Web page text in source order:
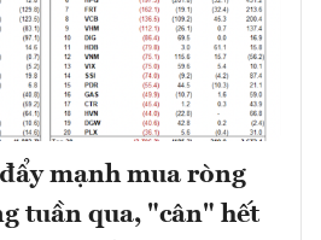
mạnh mua ròng
tuần qua, "cân" hết